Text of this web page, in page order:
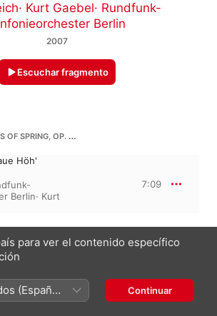
· Kurt Gaebel· Rundfunk-
Berlin
2007
Escuchar fragmento
STRAUSS II: VOICES OF SPRING, OP. 410 (FRÜHLINGSSTIMMEN)
Höh'
Berlin· Kurt
7:09
Berlin·Kurt
4:16
para ver el contenido específico
(Español
Continuar